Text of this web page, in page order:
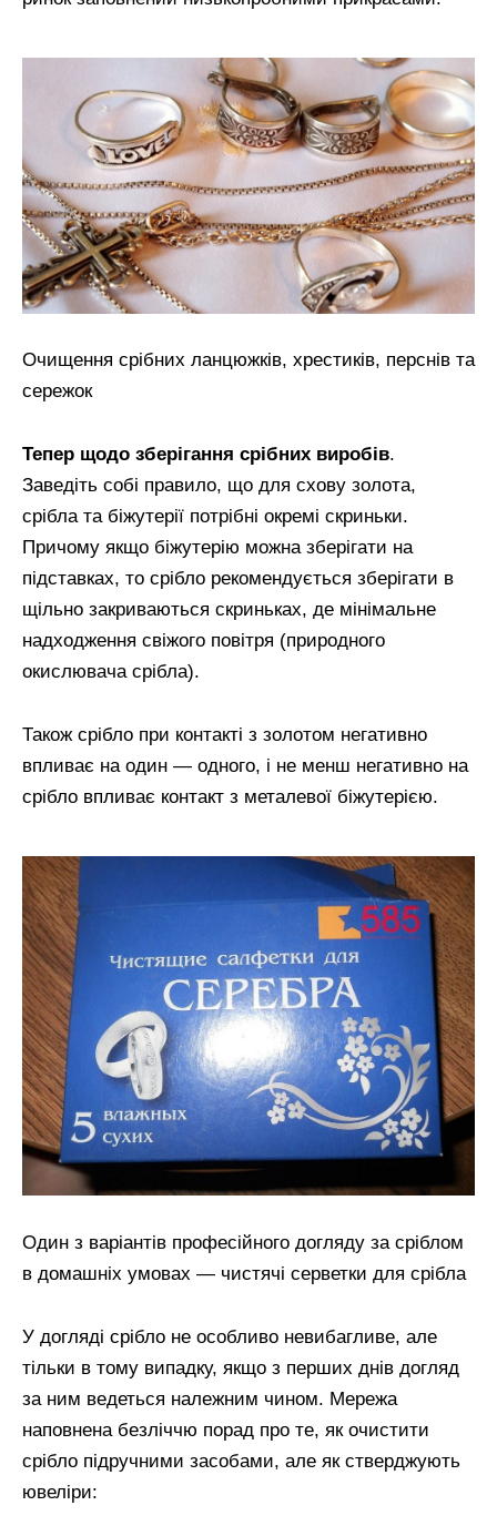
Очищення срібних ланцюжків, хрестиків, перснів та
сережок
Тепер щодо зберігання срібних виробів.
Заведіть собі правило, що для схову золота,
срібла та біжутерії потрібні окремі скриньки.
Причому якщо біжутерію можна зберігати на
підставках, то срібло рекомендується зберігати в
щільно закриваються скриньках, де мінімальне
надходження свіжого повітря (природного
окислювача срібла).
Також срібло при контакті з золотом негативно
впливає на один — одного, і не менш негативно на
срібло впливає контакт з металевої біжутерією.
Один з варіантів професійного догляду за сріблом
в домашніх умовах — чистячі серветки для срібла
У догляді срібло не особливо невибагливе, але
тільки в тому випадку, якщо з перших днів догляд
за ним ведеться належним чином. Мережа
наповнена безліччю порад про те, як очистити
срібло підручними засобами, але як стверджують
ювеліри: